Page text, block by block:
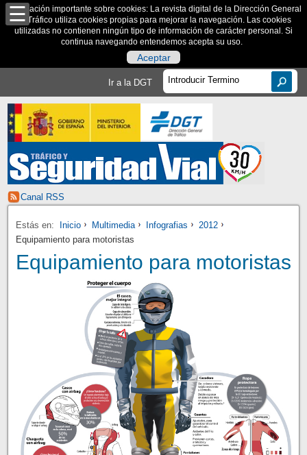
Información importante sobre cookies: La revista digital de la Dirección General
de Tráfico utiliza cookies propias para mejorar la navegación. Las cookies
utilizadas no contienen ningún tipo de información de carácter personal. Si
continua navegando entendemos acepta su uso.
Aceptar
Ir a la DGT
Canal RSS
Estás en: Inicio Multimedia Infografias
2012
Equipamiento para motoristas
Equipamiento para motoristas